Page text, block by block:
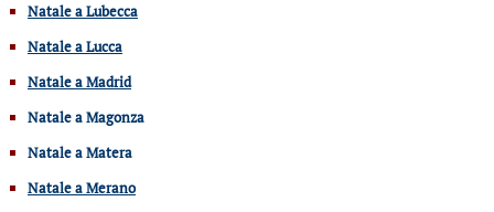
Natale a Lubecca
Natale a Lucca
Natale a Madrid
Natale a Magonza
Natale a Matera
Natale a Merano